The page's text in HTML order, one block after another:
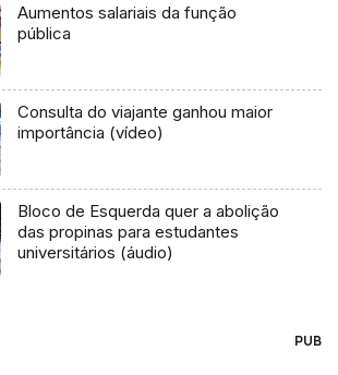
Aumentos salariais da função
pública
Consulta do viajante ganhou maior
importância (vídeo)
Bloco de Esquerda quer a abolição
das propinas para estudantes
universitários (áudio)
PUB